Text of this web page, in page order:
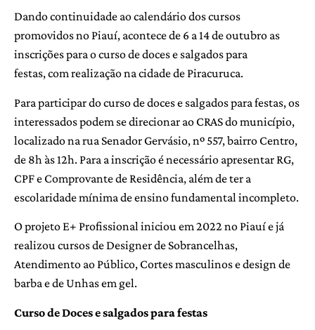
Dando continuidade ao calendário dos cursos
promovidos no Piauí, acontece de 6 a 14 de outubro as
inscrições para o curso de doces e salgados para
festas, com realização na cidade de Piracuruca.
Para participar do curso de doces e salgados para festas, os
interessados podem se direcionar ao CRAS do município,
localizado na rua Senador Gervásio, nº 557, bairro Centro,
de 8h às 12h. Para a inscrição é necessário apresentar RG,
CPF e Comprovante de Residência, além de ter a
escolaridade mínima de ensino fundamental incompleto.
O projeto E+ Profissional iniciou em 2022 no Piauí e já
realizou cursos de Designer de Sobrancelhas,
Atendimento ao Público, Cortes masculinos e design de
barba e de Unhas em gel.
Curso de Doces e salgados para festas